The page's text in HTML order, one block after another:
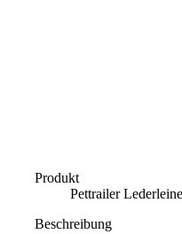
Produkt
Pettrailer
Beschreibung